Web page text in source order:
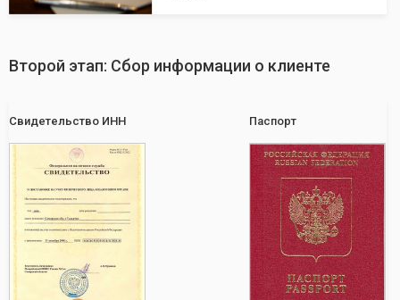
Второй этап: Сбор информации о клиенте
Свидетельство ИНН Паспорт